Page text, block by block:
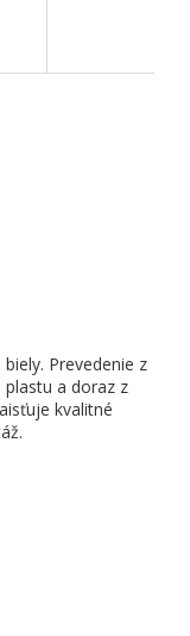
Prevedenie z
a doraz z
kvalitné